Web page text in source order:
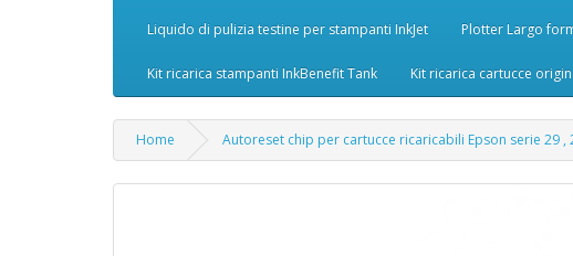
Liquido di pulizia testine per stampanti InkJet Plotter Largo
Kit ricarica stampanti InkBenefit Tank Kit ricarica cartucce
Home Autoreset chip per cartucce ricaricabili Epson serie 29 ,